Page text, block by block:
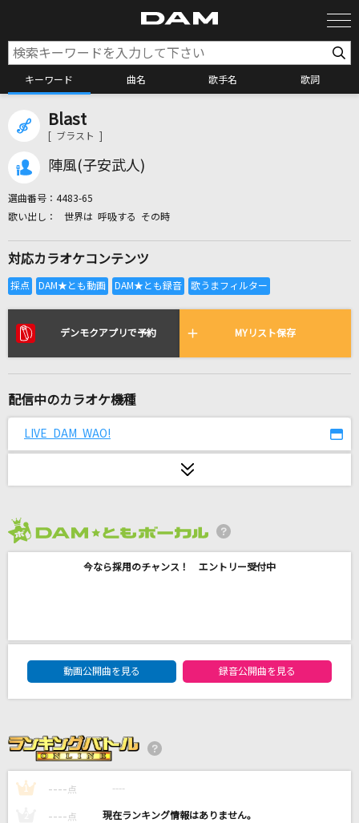
キーワード 曲名 歌手名 歌詞
カラオケ店舗検索
全国りれき
リアルタイムで歌われている曲の一覧
[生音]ふたりごと
ray 超かぐや姫！Version(ビデオクリップバージ
かぐや(cv.夏吉ゆうこ)、月見ヤチヨ(cv.早見沙織)
尾崎豊
迷い舟
恋は渾沌の隷也
[生音]ff(フォルティシモ)
Blast
[ ブラスト ]
陣風(子安武人)
選曲番号： 4483-65
世界は 呼吸する その時
対応カラオケコンテンツ
デンモクアプリで予約 MYリスト保存
配信中のカラオケ機種
LIVE DAM WAO!
今なら採用のチャンス！ エントリー受付中
DAM★ともボーカルエントリーランキング
動画公開曲を見る
録音公開曲を見る
1 ---- 点 ----
---- 点 ----